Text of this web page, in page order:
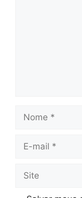
Nome
Site